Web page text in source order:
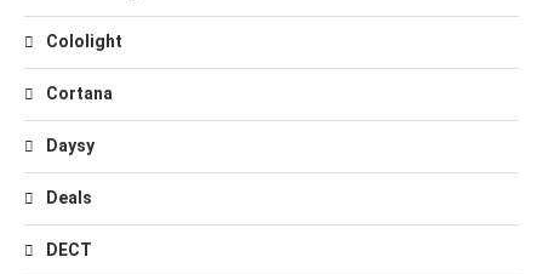
Cololight
Cortana
Daysy
Deals
DECT